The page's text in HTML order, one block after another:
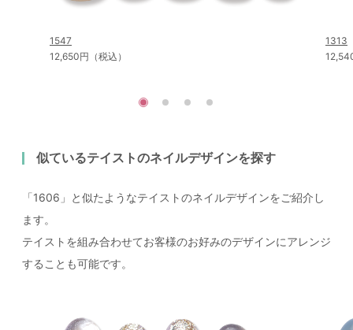
1547
12,650円（税込）
1313
似ているテイストのネイルデザインを探す
「1606」と似たようなテイストのネイルデザインをご紹介し
ます。
テイストを組み合わせてお客様のお好みのデザインにアレンジ
することも可能です。